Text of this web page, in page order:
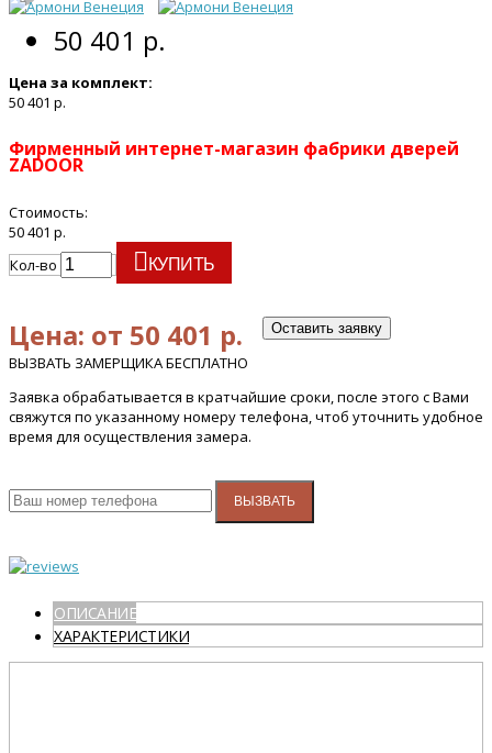
50 401 р.
Цена за комплект:
50 401 р.
Фирменный интернет-магазин фабрики дверей
ZADOOR
Стоимость:
50 401 р.
Кол-во
КУПИТЬ
Цена: от 50 401 р. Оставить заявку
ВЫЗВАТЬ ЗАМЕРЩИКА БЕСПЛАТНО
Заявка обрабатывается в кратчайшие сроки, после этого с Вами
свяжутся по указанному номеру телефона, чтоб уточнить удобное
время для осуществления замера.
ВЫЗВАТЬ
ОПИСАНИЕ
ХАРАКТЕРИСТИКИ